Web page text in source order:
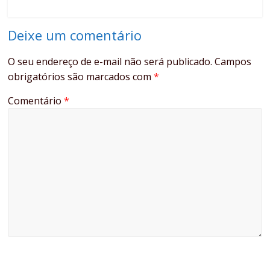
Deixe um comentário
O seu endereço de e-mail não será publicado. Campos
obrigatórios são marcados com*
Comentário*